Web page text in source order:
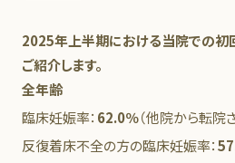
2025年上半期における当院での
ご紹介します。
全年齢
臨床妊娠率： 62.0％（他院から転院
反復着床不全の方の臨床妊娠率：